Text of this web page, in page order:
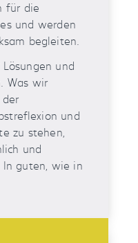
für die
und werden
begleiten.
und
Was wir
der
und
zu stehen,
und
In guten, wie in